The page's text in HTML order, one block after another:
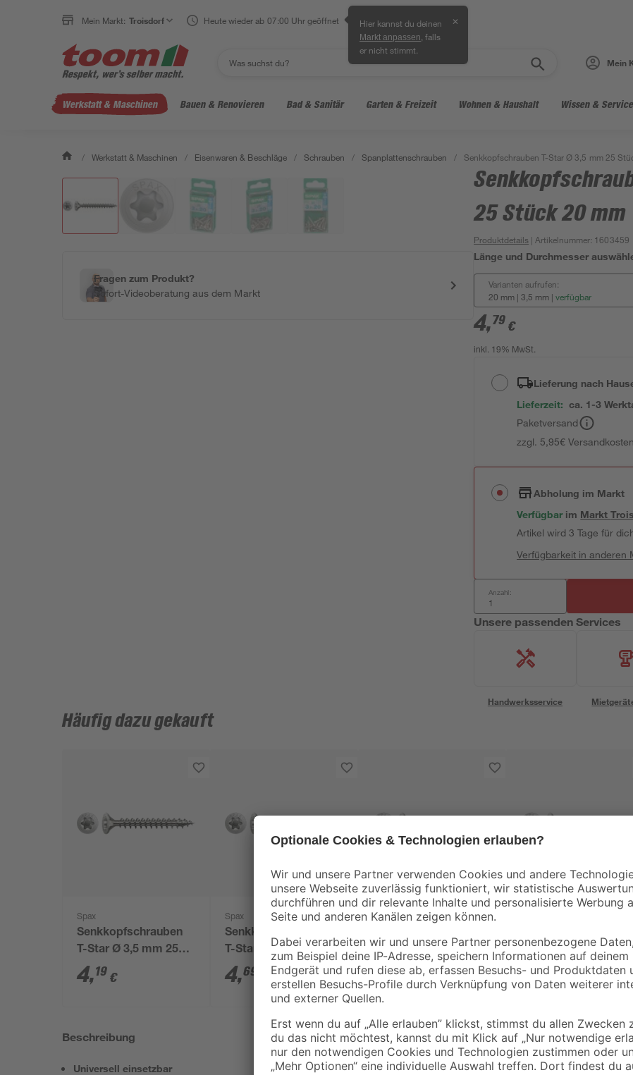
Mein Markt: Troisdorf Heute wieder ab 07:00 Uhr geöffnet Hier kannst du deinen
Markt anpassen , falls
er nicht stimmt.
✕
Mein
Werkstatt & Maschinen Bauen & Renovieren Bad & Sanitär Garten & Freizeit Wohnen & Haushalt Wissen & Service
/ Werkstatt & Maschinen / Eisenwaren & Beschläge / Schrauben / Spanplattenschrauben / Senkkopfschrauben T-Star Ø 3,5 mm 25
Fragen zum Produkt?
Sofort-Videoberatung aus dem Markt
25 Stück 20 mm
Produktdetails | Artikelnummer: 1603459
Länge und Durchmesser
Varianten aufrufen:
20 mm | 3,5 mm | verfügbar
4,79 €
inkl. 19% MwSt.
Lieferung nach
Lieferzeit: ca. 1-3
Paketversand
zzgl. 5,95€
Abholung im Markt
Verfügbar im Markt
Artikel wird 3 Tage für
Verfügbarkeit in anderen
Anzahl:
Unsere passenden Services
Handwerksservice
Häufig dazu gekauft
Spax
Senkkopfschrauben
T-Star Ø 3,5 mm 25
Stück 16 mm
4,19 €
Spax
Senkkopfschrauben
T-Star Ø 3,5 mm 25
Stück 25 mm
4,69
Spax
Edelstahl A2 Ø 4 x 20
mm 30 Stück
5,59 €
T-Star Ø 3,5 mm 25
Stück 30 mm
5,29 €
Beschreibung
Universell einsetzbar
Konstruktionen aller Art